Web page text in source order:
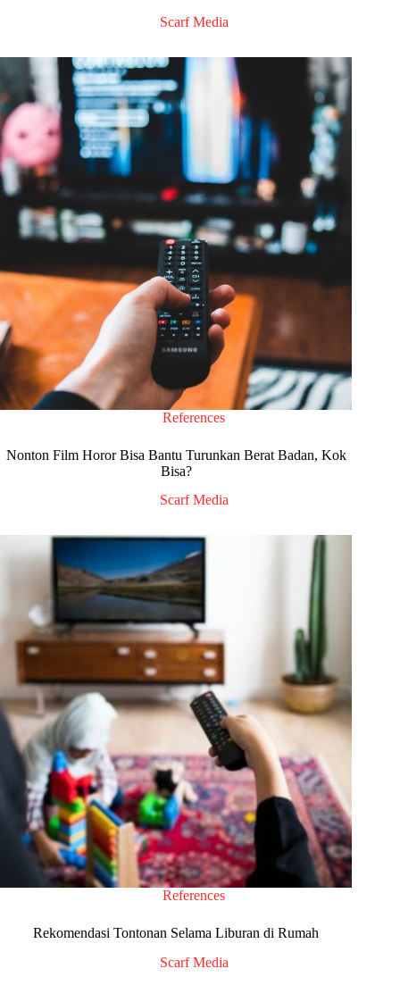
Scarf Media
References
Nonton Film Horor Bisa Bantu Turunkan Berat Badan, Kok
Bisa?
Scarf Media
References
Rekomendasi Tontonan Selama Liburan di Rumah
Scarf Media